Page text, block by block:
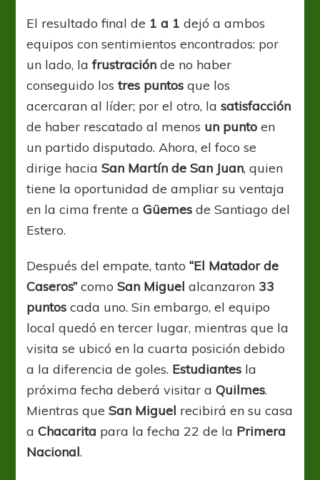
El resultado final de 1 a 1 dejó a ambos
equipos con sentimientos encontrados: por
un lado, lafrustración de no haber
conseguido lostres puntos que los
acercaran al líder; por el otro, lasatisfacción
de haber rescatado al menos un punto en
un partido disputado. Ahora, el foco se
dirige haciaSan Martín de San Juan, quien
tiene la oportunidad de ampliar su ventaja
en la cima frente aGüemes de Santiago del
Estero.
Después del empate, tanto “El Matador de
Caseros”comoSan Miguel alcanzaron 33
puntoscada uno. Sin embargo, el equipo
local quedó en tercer lugar, mientras que la
visita se ubicó en la cuarta posición debido
a la diferencia de goles. Estudiantes la
próxima fecha deberá visitar aQuilmes.
Mientras queSan Miguel recibirá en su casa
aChacarita para la fecha 22 de la Primera
Nacional.